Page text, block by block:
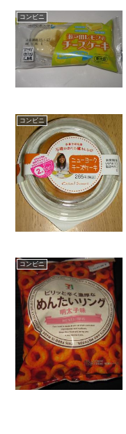
コンビニ
コンビニ
コンビニ